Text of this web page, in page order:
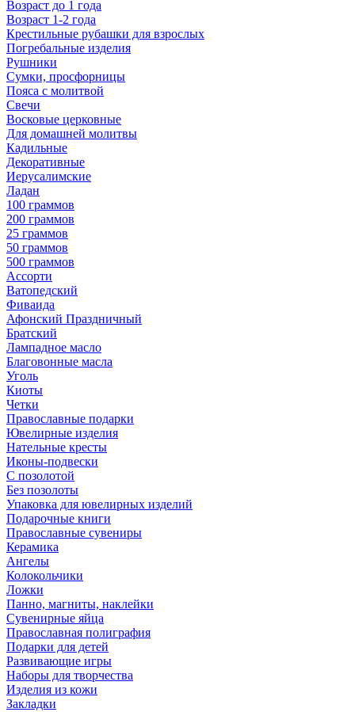
Возраст до 1 года
Возраст 1-2 года
Крестильные рубашки для взрослых
Погребальные изделия
Рушники
Сумки, просфорницы
Пояса с молитвой
Свечи
Восковые церковные
Для домашней молитвы
Кадильные
Декоративные
Иерусалимские
Ладан
100 граммов
200 граммов
25 граммов
50 граммов
500 граммов
Ассорти
Ватопедский
Фиваида
Афонский Праздничный
Братский
Лампадное масло
Благовонные масла
Уголь
Киоты
Четки
Православные подарки
Ювелирные изделия
Нательные кресты
Иконы-подвески
С позолотой
Без позолоты
Упаковка для ювелирных изделий
Подарочные книги
Православные сувениры
Керамика
Ангелы
Колокольчики
Ложки
Панно, магниты, наклейки
Сувенирные яйца
Православная полиграфия
Подарки для детей
Развивающие игры
Наборы для творчества
Изделия из кожи
Закладки